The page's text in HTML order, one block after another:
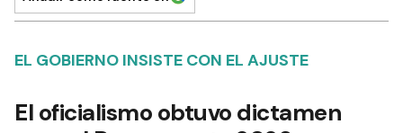
EL GOBIERNO INSISTE CON EL AJUSTE
El oficialismo obtuvo dictamen